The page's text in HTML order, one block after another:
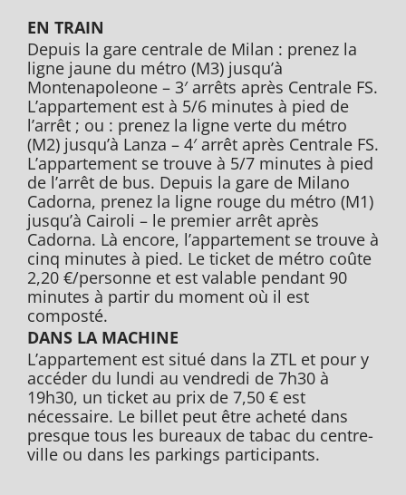
EN TRAIN
Depuis la gare centrale de Milan : prenez la
ligne jaune du métro (M3) jusqu’à
Montenapoleone – 3′ arrêts après Centrale FS.
L’appartement est à 5/6 minutes à pied de
l’arrêt ; ou : prenez la ligne verte du métro
(M2) jusqu’à Lanza – 4′ arrêt après Centrale FS.
L’appartement se trouve à 5/7 minutes à pied
de l’arrêt de bus. Depuis la gare de Milano
Cadorna, prenez la ligne rouge du métro (M1)
jusqu’à Cairoli – le premier arrêt après
Cadorna. Là encore, l’appartement se trouve à
cinq minutes à pied. Le ticket de métro coûte
2,20 €/personne et est valable pendant 90
minutes à partir du moment où il est
composté.
DANS LA MACHINE
L’appartement est situé dans la ZTL et pour y
accéder du lundi au vendredi de 7h30 à
19h30, un ticket au prix de 7,50 € est
nécessaire. Le billet peut être acheté dans
presque tous les bureaux de tabac du centre-
ville ou dans les parkings participants.